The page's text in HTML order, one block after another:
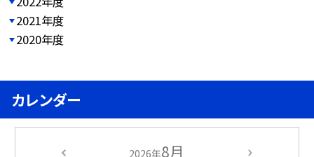
2021年度
2020年度
カレンダー
2026年8月